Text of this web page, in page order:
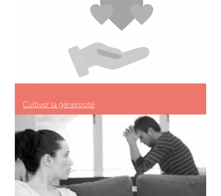
Cultiver la générosité